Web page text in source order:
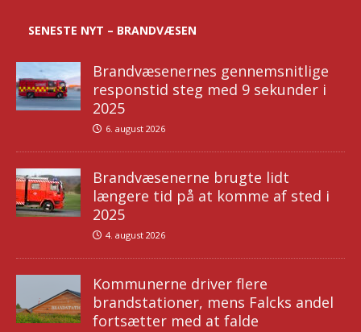
SENESTE NYT – BRANDVÆSEN
Brandvæsenernes gennemsnitlige
responstid steg med 9 sekunder i
2025
6. august 2026
Brandvæsenerne brugte lidt
længere tid på at komme af sted i
2025
4. august 2026
Kommunerne driver flere
brandstationer, mens Falcks andel
fortsætter med at falde